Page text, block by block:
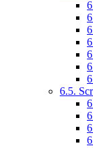
6.5.